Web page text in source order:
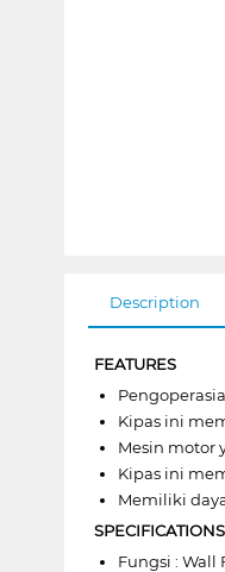
Description
FEATURES
Kipas ini
Mesin motor
Kipas ini
Memiliki
SPECIFICATIONS
Fungsi : Wall